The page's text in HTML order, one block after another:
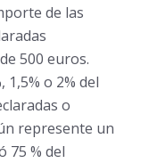
de las
500 euros.
1,5% o 2% del
o
represente un
75 % del